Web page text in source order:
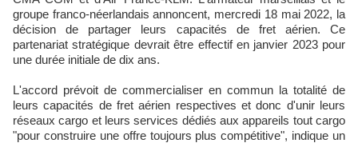
groupe franco-néerlandais annoncent, mercredi 18 mai 2022, la
décision de partager leurs capacités de fret aérien. Ce
partenariat stratégique devrait être effectif en janvier 2023 pour
une durée initiale de dix ans.
L'accord prévoit de commercialiser en commun la totalité de
leurs capacités de fret aérien respectives et donc d'unir leurs
réseaux cargo et leurs services dédiés aux appareils tout cargo
"pour construire une offre toujours plus compétitive", indique un